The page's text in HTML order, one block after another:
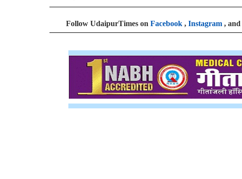
Follow UdaipurTimes on Facebook , Instagram , and